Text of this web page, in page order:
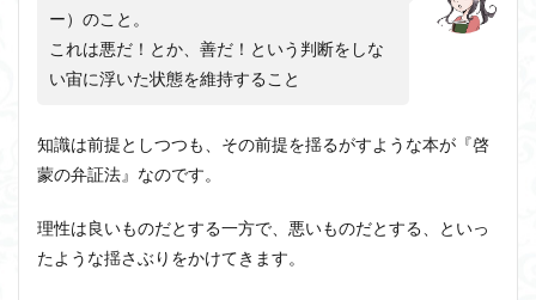
ー）のこと。
これは悪だ！とか、善だ！という判断をしな
い宙に浮いた状態を維持すること
知識は前提としつつも、その前提を揺るがすような本が『啓
蒙の弁証法』なのです。
理性は良いものだとする一方で、悪いものだとする、といっ
たような揺さぶりをかけてきます。